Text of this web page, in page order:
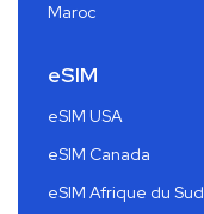
Maroc
eSIM
eSIM USA
eSIM Canada
eSIM Afrique du Sud